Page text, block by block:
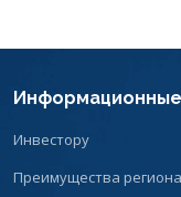
Инвестору
Преимущества региона